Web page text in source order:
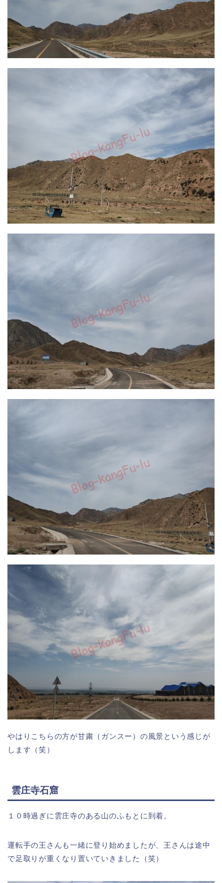
やはりこちらの方が甘粛（ガンスー）の風景という感じが
します（笑）
雲庄寺石窟
１０時過ぎに雲庄寺のある山のふもとに到着。
運転手の王さんも一緒に登り始めましたが、王さんは途中
で足取りが重くなり置いていきました（笑）